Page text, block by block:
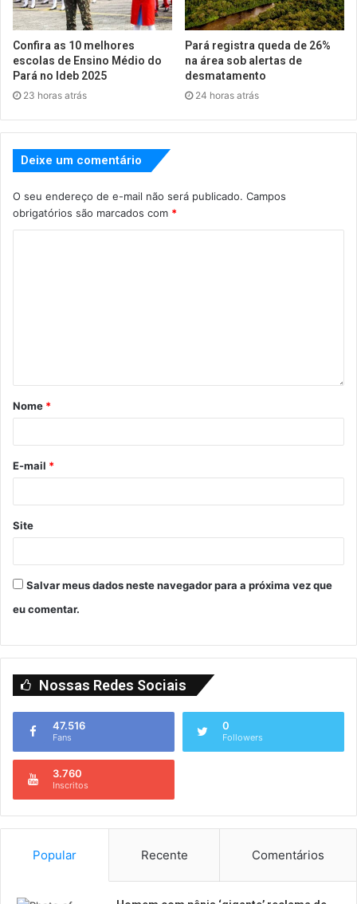
Confira as 10 melhores
escolas de Ensino Médio do
Pará no Ideb 2025
23 horas atrás
Pará registra queda de 26%
na área sob alertas de
desmatamento
24 horas atrás
Deixe um comentário
O seu endereço de e-mail não será publicado. Campos
obrigatórios são marcados com *
Nome *
E-mail *
Site
Salvar meus dados neste navegador para a próxima vez que
eu comentar.
Nossas Redes Sociais
47.516
Fans
0
Followers
3.760
Inscritos
Popular Recente Comentários